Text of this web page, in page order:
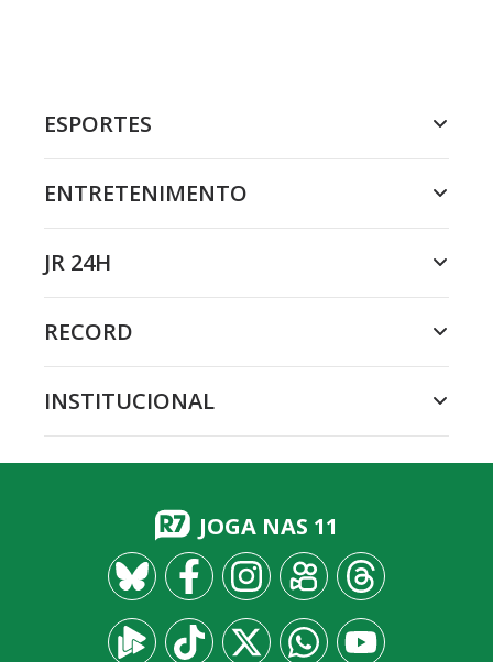
ESPORTES
ENTRETENIMENTO
JR 24H
RECORD
INSTITUCIONAL
JOGA NAS 11